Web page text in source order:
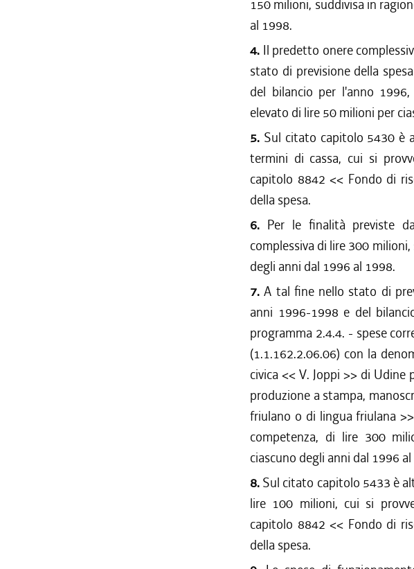
150 milioni, suddivisa in
al 1998.
4. Il predetto onere
stato di previsione della
del bilancio per l'anno
elevato di lire 50 milioni per
5. Sul citato capitolo 5430 è
termini di cassa, cui si
capitolo 8842 << Fondo di
della spesa.
6. Per le finalità previste
complessiva di lire 300
degli anni dal 1996 al 1998.
7. A tal fine nello stato di
anni 1996-1998 e del
programma 2.4.4. - spese
(1.1.162.2.06.06) con la
civica << V. Joppi >> di
produzione a stampa,
friulano o di lingua friulana
competenza, di lire 300
ciascuno degli anni dal 1996
8. Sul citato capitolo 5433 è
lire 100 milioni, cui si
capitolo 8842 << Fondo di
della spesa.